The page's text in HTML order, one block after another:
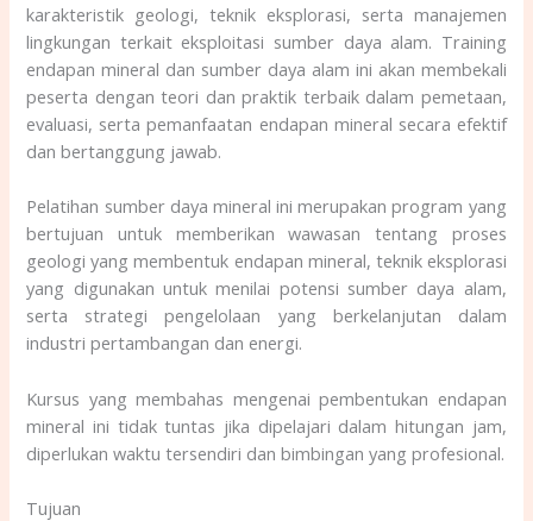
karakteristik geologi, teknik eksplorasi, serta manajemen
lingkungan terkait eksploitasi sumber daya alam. Training
endapan mineral dan sumber daya alam ini akan membekali
peserta dengan teori dan praktik terbaik dalam pemetaan,
evaluasi, serta pemanfaatan endapan mineral secara efektif
dan bertanggung jawab.
Pelatihan sumber daya mineral ini merupakan program yang
bertujuan untuk memberikan wawasan tentang proses
geologi yang membentuk endapan mineral, teknik eksplorasi
yang digunakan untuk menilai potensi sumber daya alam,
serta strategi pengelolaan yang berkelanjutan dalam
industri pertambangan dan energi.
Kursus yang membahas mengenai pembentukan endapan
mineral ini tidak tuntas jika dipelajari dalam hitungan jam,
diperlukan waktu tersendiri dan bimbingan yang profesional.
Tujuan